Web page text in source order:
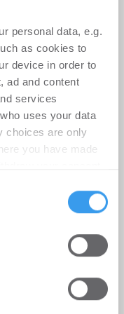
personal data, e.g.
as cookies to
device in order to
ad and content
services
uses your data
choices are only
you have made
data is processed
and ads, to
analyse our traffic.
treiben
August
noch nicht
...